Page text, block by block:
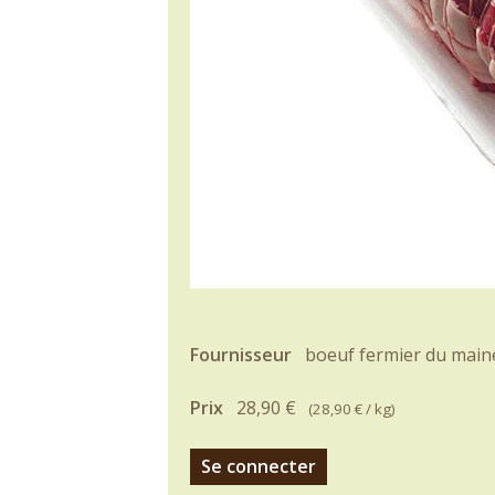
Fournisseur boeuf fermier du
Prix 28,90 € (28,90 €/ kg)
Se connecter